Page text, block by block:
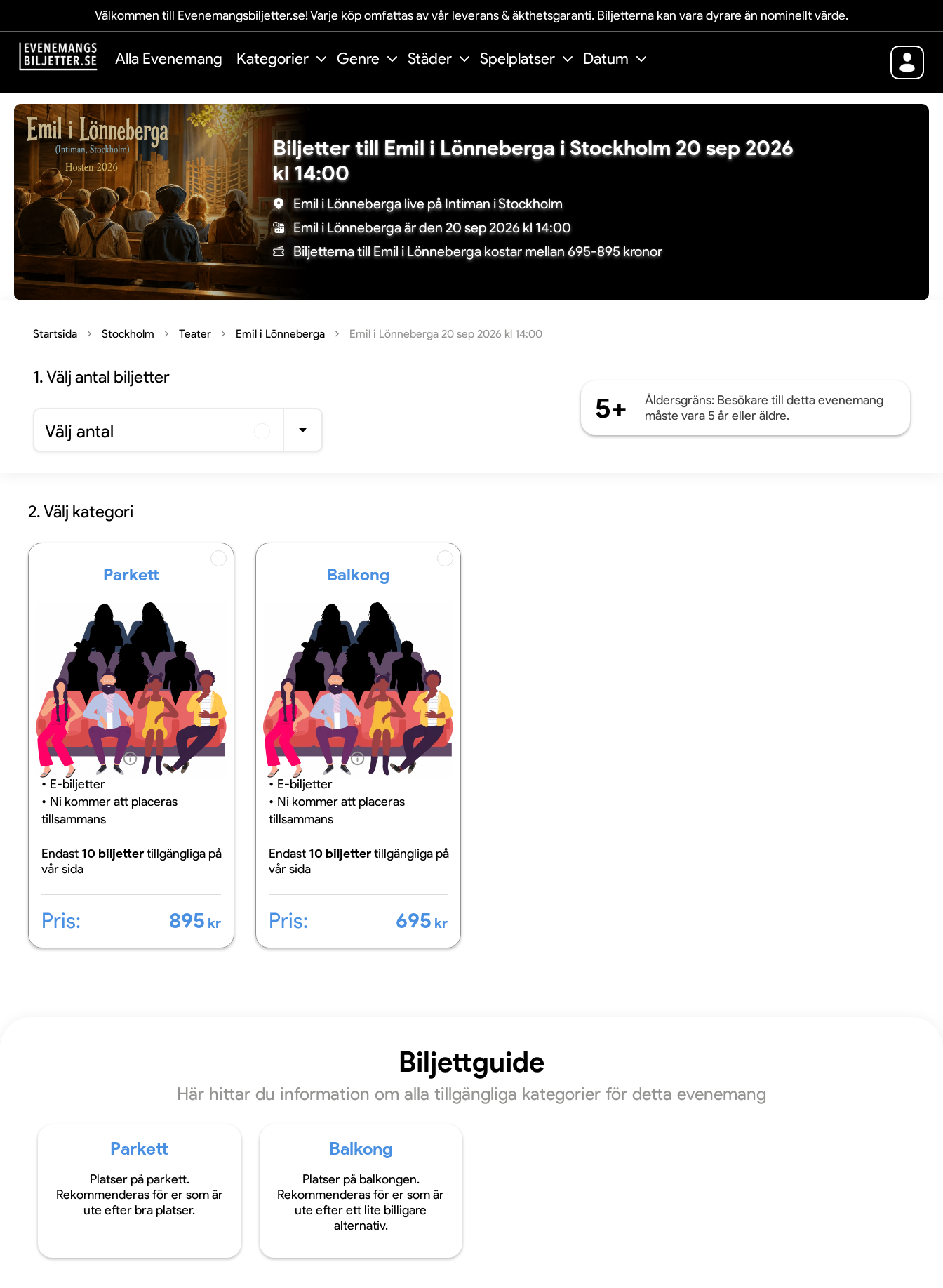
Välkommen till Evenemangsbiljetter.se! Varje köp omfattas av vår leverans & äkthetsgaranti. Biljetterna kan vara dyrare än nominellt värde.
Alla Evenemang Kategorier Genre Städer Spelplatser Datum
Biljetter till Emil i Lönneberga i Stockholm 20 sep 2026
kl 14:00
Emil i Lönneberga live på Intiman i Stockholm
Emil i Lönneberga är den 20 sep 2026 kl 14:00
Biljetterna till Emil i Lönneberga kostar mellan 695-895 kronor
Startsida Stockholm Teater Emil i Lönneberga Emil i Lönneberga 20 sep 2026 kl 14:00
1.Välj antal biljetter
Välj antal
5+
Åldersgräns: Besökare till detta evenemang
måste vara 5 år eller äldre.
2. Välj kategori
Parkett
Information
E-biljetter
Ni kommer att placeras
tillsammans
Endast 10 biljettertillgängliga på
vår sida
Pris: 895 kr
Balkong
Information
E-biljetter
Ni kommer att placeras
tillsammans
Endast 10 biljetter tillgängliga på
vår sida
Pris: 695 kr
Biljettguide
Här hittar du information om alla tillgängliga kategorier för detta evenemang
Parkett
Platser på parkett.
Rekommenderas för er som är
ute efter bra platser.
Balkong
Platser på balkongen.
Rekommenderas för er som är
ute efter ett lite billigare
alternativ.